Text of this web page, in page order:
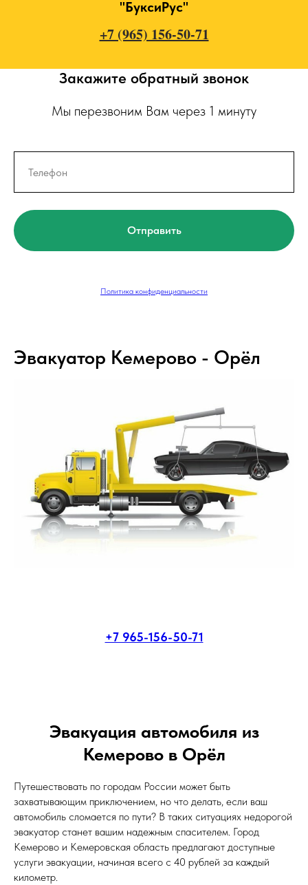
"БуксиРус"
+7 (965) 156-50-71
Закажите обратный звонок
Мы перезвоним Вам через 1 минуту
Отправить
Политика конфиденциальности
Эвакуатор Кемерово - Орёл
+7 965-156-50-71
Эвакуация автомобиля из
Кемерово в Орёл
Путешествовать по городам России может быть
захватывающим приключением, но что делать, если ваш
автомобиль сломается по пути? В таких ситуациях недорогой
эвакуатор станет вашим надежным спасителем. Город
Кемерово и Кемеровская область предлагают доступные
услуги эвакуации, начиная всего с 40 рублей за каждый
километр.